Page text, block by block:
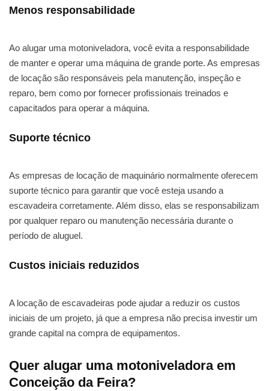
Menos responsabilidade
Ao alugar uma motoniveladora, você evita a responsabilidade
de manter e operar uma máquina de grande porte. As empresas
de locação são responsáveis pela manutenção, inspeção e
reparo, bem como por fornecer profissionais treinados e
capacitados para operar a máquina.
Suporte técnico
As empresas de locação de maquinário normalmente oferecem
suporte técnico para garantir que você esteja usando a
escavadeira corretamente. Além disso, elas se responsabilizam
por qualquer reparo ou manutenção necessária durante o
período de aluguel.
Custos iniciais reduzidos
A locação de escavadeiras pode ajudar a reduzir os custos
iniciais de um projeto, já que a empresa não precisa investir um
grande capital na compra de equipamentos.
Quer alugar uma motoniveladora em
Conceição da Feira?